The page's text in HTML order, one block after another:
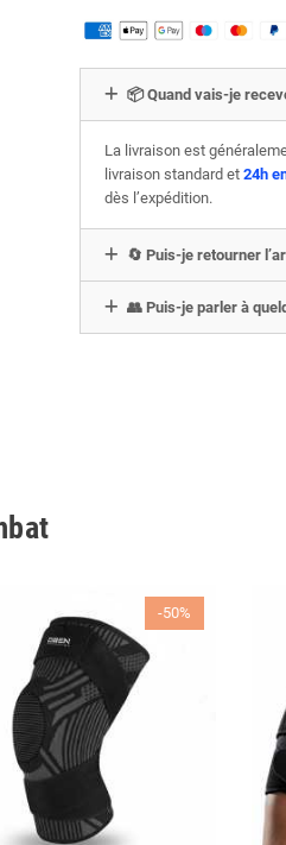
📦 Quand vais-je
La livraison est
livraison standard et24h
dès l’expédition.
🔄 Puis-je retourner
👥 Puis-je parler à
-50%